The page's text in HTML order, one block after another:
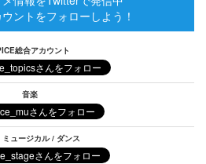
ントをフォローしよう！
総合アカウント
音楽
ュージカル / ダンス